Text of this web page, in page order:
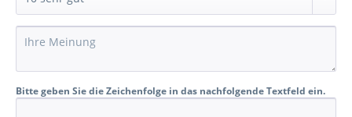
Bitte geben Sie die Zeichenfolge in das nachfolgende Textfeld ein.